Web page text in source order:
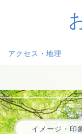
アクセス・地理
イメージ・印